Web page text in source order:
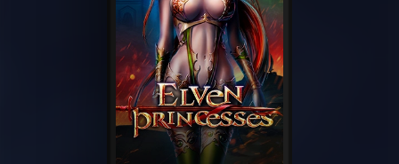
PT-BR